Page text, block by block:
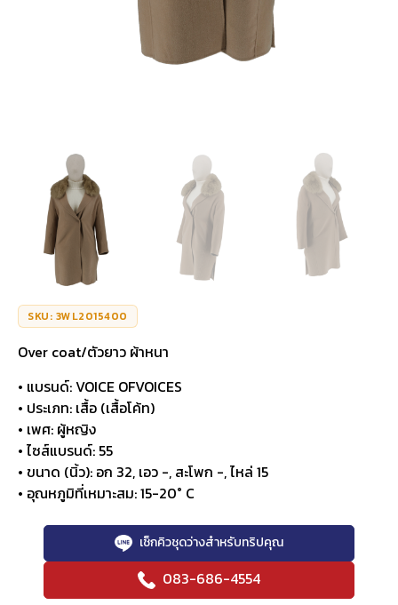
SKU: 3WL2015400
Over coat/ตัวยาว ผ้าหนา
• แบรนด์: VOICE OFVOICES
• ประเภท: เสื้อ (เสื้อโค้ท)
• เพศ: ผู้หญิง
• ไซส์แบรนด์: 55
• ขนาด (นิ้ว): อก 32, เอว -, สะโพก -, ไหล่ 15
• อุณหภูมิที่เหมาะสม: 15-20° C
เช็กคิวชุดว่างสำหรับทริปคุณ
083-686-4554